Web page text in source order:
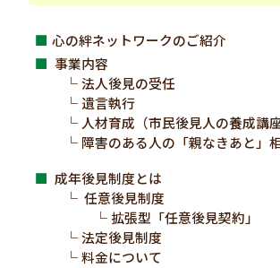
心の絆ネットワークのご紹介
事業内容
法人後見の受任
遺言執行
人材育成（市民後見人の養成講座
障害のある人の「親なきあと」
成年後見制度とは
任意後見制度
拡張型「任意後見契約」
法定後見制度
料金について